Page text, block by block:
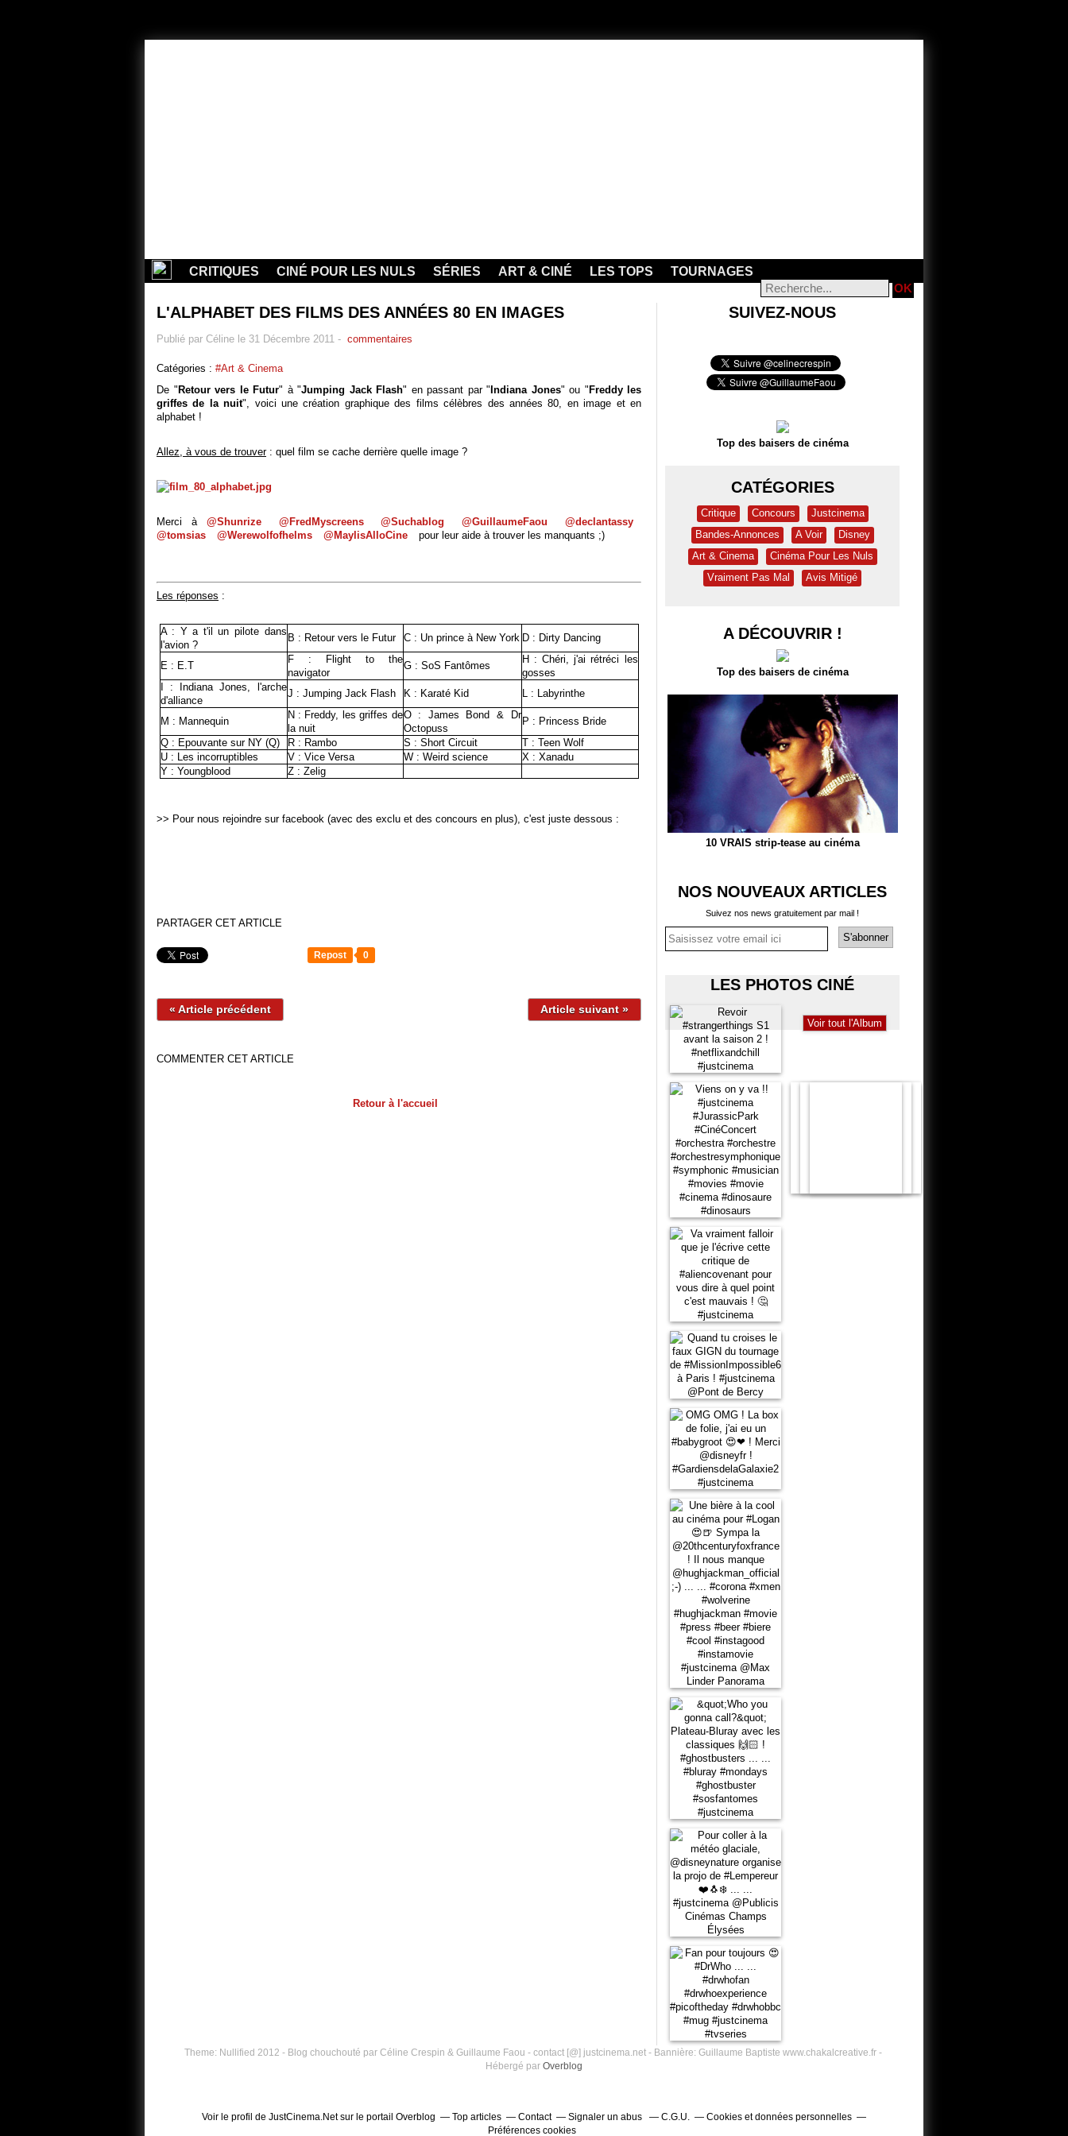
CRITIQUES CINÉ POUR LES NULS SÉRIES ART & CINÉ LES TOPS TOURNAGES
L'ALPHABET DES FILMS DES ANNÉES 80 EN IMAGES
Publié par Céline le 31 Décembre 2011 - commentaires
Catégories : #Art & Cinema
De "Retour vers le Futur" à "Jumping Jack Flash" en passant par "Indiana Jones" ou "Freddy les
griffes de la nuit", voici une création graphique des films célèbres des années 80, en image et en
alphabet !
Allez, à vous de trouver: quel film se cache derrière quelle image ?
Merci à @Shunrize @FredMyscreens @Suchablog @GuillaumeFaou
@declantassy
@tomsias
@Werewolfofhelms @MaylisAlloCine pour leur aide à trouver les manquants ;)
Les réponses :
A : Y a t'il un pilote dans
l'avion ?
B : Retour vers le Futur C : Un prince à New York D : Dirty Dancing
E : E.T
F : Flight to the
navigator
G : SoS Fantômes
H : Chéri, j'ai rétréci les
gosses
I : Indiana Jones, l'arche
d'alliance
J : Jumping Jack Flash K : Karaté Kid L : Labyrinthe
M : Mannequin
N : Freddy, les griffes de
la nuit
O : James Bond & Dr
Octopuss
P : Princess Bride
Q : Epouvante sur NY (Q)
R : Rambo S : Short Circuit
T : Teen Wolf
U : Les incorruptibles
V : Vice Versa W : Weird science
X : Xanadu
Y : Youngblood
Z : Zelig
>> Pour nous rejoindre sur facebook (avec des exclu et des concours en plus), c'est juste dessous :
PARTAGER CET ARTICLE
Repost 0
« Article précédent Article suivant »
COMMENTER CET ARTICLE
Retour à l'accueil
SUIVEZ-NOUS
Top des baisers de cinéma
CATÉGORIES
Critique Concours
Justcinema
Bandes-Annonces
A Voir
Disney
Art & Cinema
Cinéma Pour Les Nuls
Vraiment Pas Mal
Avis Mitigé
A DÉCOUVRIR !
Top des baisers de cinéma
10 VRAIS strip-tease au cinéma
NOS NOUVEAUX ARTICLES
Suivez nos news gratuitement par mail !
LES PHOTOS CINÉ
Voir tout l'Album
Theme: Nullified 2012 - Blog chouchouté par Céline Crespin & Guillaume Faou - contact [@] justcinema.net - Bannière: Guillaume Baptiste www.chakalcreative.fr -
Hébergé par Overblog
Voir le profil de JustCinema.Netsur le portail Overblog Top articles Contact Signaler un abus C.G.U.
Cookies et données personnelles
Préférences cookies